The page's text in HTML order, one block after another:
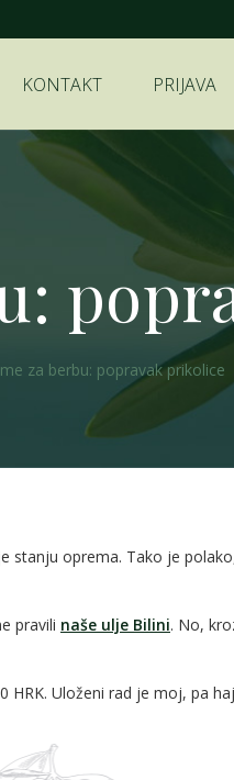
KONTAKT PRIJAVA
za berbu: popravak prikolice
oprema. Tako je
pravili naše ulje Bilini. No,
Uloženi rad je moj, pa